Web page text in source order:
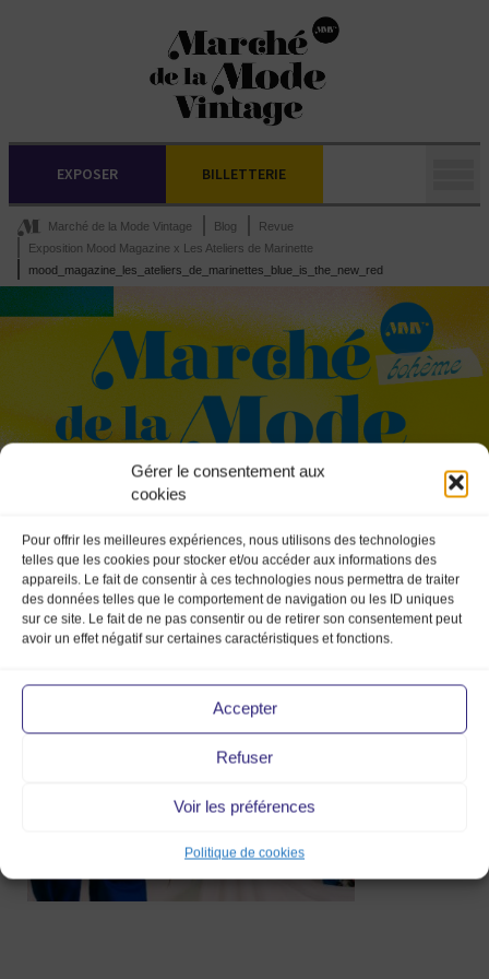
Gérer le consentement aux
cookies
Pour offrir les meilleures expériences, nous utilisons des technologies
telles que les cookies pour stocker et/ou accéder aux informations des
appareils. Le fait de consentir à ces technologies nous permettra de traiter
des données telles que le comportement de navigation ou les ID uniques
sur ce site. Le fait de ne pas consentir ou de retirer son consentement peut
avoir un effet négatif sur certaines caractéristiques et fonctions.
Accepter
Refuser
Voir les préférences
Politique de cookies
EXPOSER BILLETTERIE
Marché de la Mode Vintage Blog
Revue
Exposition Mood Magazine x Les Ateliers de Marinette
mood_magazine_les_ateliers_de_marinettes_blue_is_the_new_red